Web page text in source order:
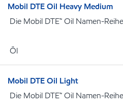
Mobil DTE Oil Heavy Medium
Die Mobil DTE™ Oil Namen-
Öl
Mobil DTE Oil Light
Die Mobil DTE™ Oil Namen-